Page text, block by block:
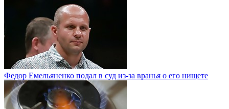
Федор Емельяненко подал в суд из-за вранья о его нищете